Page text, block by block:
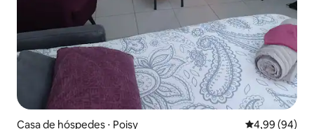
Casa de hóspedes ⋅ Poisy 4,99 de uma
4,99 (94)